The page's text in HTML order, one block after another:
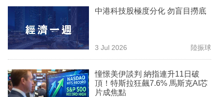
題
投
資
樓
市
中港科技股極度分化 勿盲目撈底
3 Jul 2026 陸振球
憧憬美伊談判 納指連升11日破
頂！特斯拉狂飆7.6% 馬斯克AI芯
片成焦點